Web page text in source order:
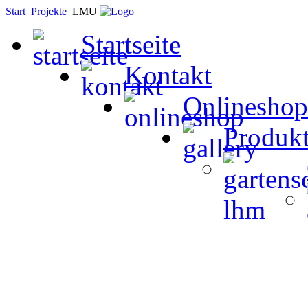
Start Projekte LMU
Startseite
Kontakt
Onlineshop